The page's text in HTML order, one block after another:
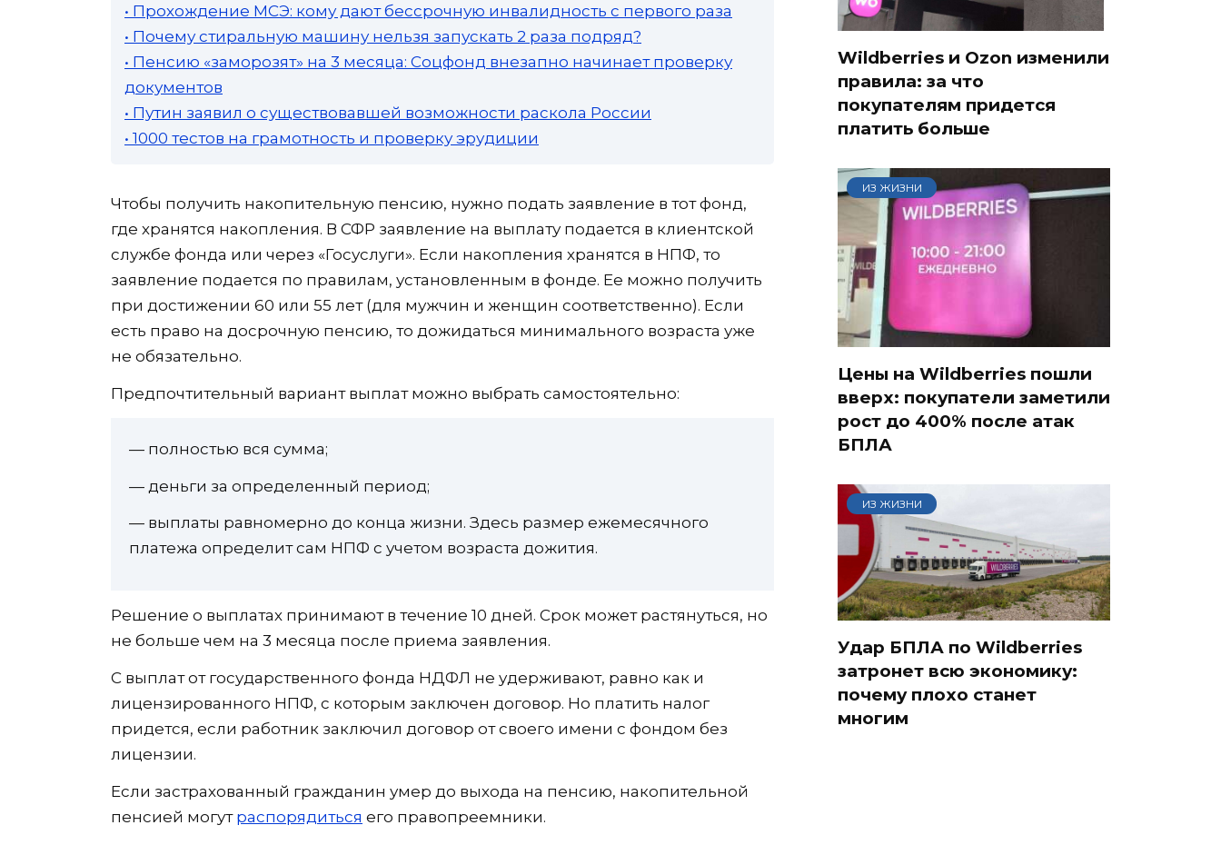
• Прохождение МСЭ: кому дают бессрочную инвалидность с первого раза
• Почему стиральную машину нельзя запускать 2 раза подряд?
• Пенсию «заморозят» на 3 месяца: Соцфонд внезапно начинает проверку
документов
• Путин заявил о существовавшей возможности раскола России
• 1000 тестов на грамотность и проверку эрудиции
Чтобы получить накопительную пенсию, нужно подать заявление в тот фонд,
где хранятся накопления. В СФР заявление на выплату подается в клиентской
службе фонда или через «Госуслуги». Если накопления хранятся в НПФ, то
заявление подается по правилам, установленным в фонде. Ее можно получить
при достижении 60 или 55 лет (для мужчин и женщин соответственно). Если
есть право на досрочную пенсию, то дожидаться минимального возраста уже
не обязательно.
Предпочтительный вариант выплат можно выбрать самостоятельно:
— полностью вся сумма;
— деньги за определенный период;
— выплаты равномерно до конца жизни. Здесь размер ежемесячного
платежа определит сам НПФ с учетом возраста дожития.
Решение о выплатах принимают в течение 10 дней. Срок может растянуться, но
не больше чем на 3 месяца после приема заявления.
С выплат от государственного фонда НДФЛ не удерживают, равно как и
лицензированного НПФ, с которым заключен договор. Но платить налог
придется, если работник заключил договор от своего имени с фондом без
лицензии.
Если застрахованный гражданин умер до выхода на пенсию, накопительной
пенсией могут распорядиться его правопреемники.
Wildberries и Ozon изменили
правила: за что
покупателям придется
платить больше
ИЗ ЖИЗНИ
Цены на Wildberries пошли
вверх: покупатели заметили
рост до 400% после атак
БПЛА
ИЗ ЖИЗНИ
Удар БПЛА по Wildberries
затронет всю экономику:
почему плохо станет
многим